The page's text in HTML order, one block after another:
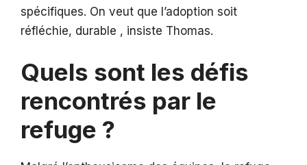
spécifiques. On veut que l’adoption soit
réfléchie, durable , insiste Thomas.
Quels sont les défis
rencontrés par le
refuge ?